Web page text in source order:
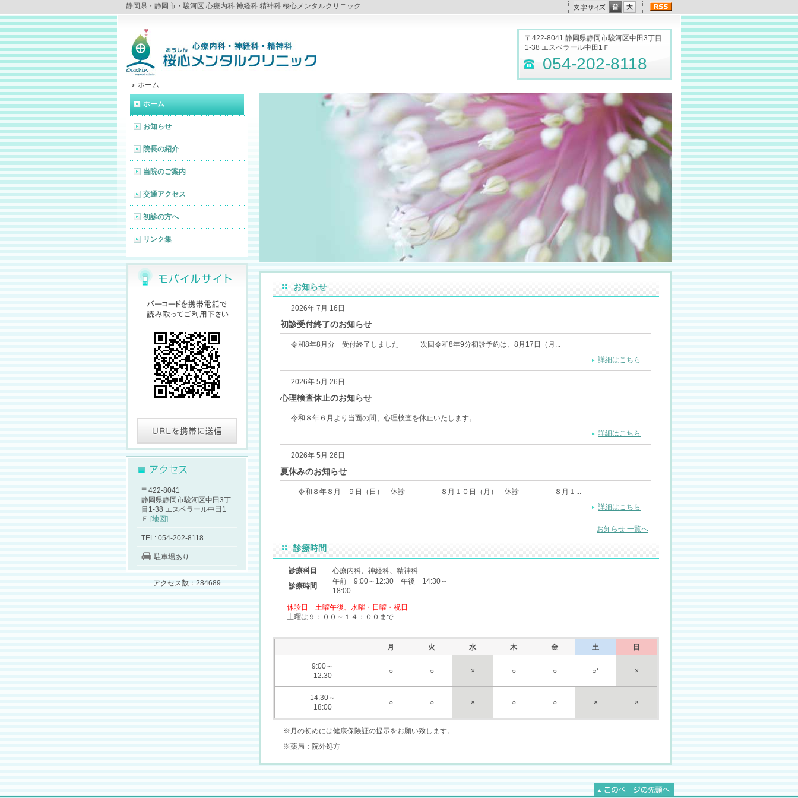
静岡県・静岡市・駿河区 心療内科 神経科 精神科 桜心メンタルクリニック
〒422-8041 静岡県静岡市駿河区中田3丁目
1-38 エスペラール中田1Ｆ
054-202-8118
ホーム
お知らせ
2026年 7月 16日
初診受付終了のお知らせ
令和8年8月分 受付終了しました 次回令和8年9分初診予約は、8月17日（月...
詳細はこちら
2026年 5月 26日
心理検査休止のお知らせ
令和８年６月より当面の間、心理検査を休止いたします。...
詳細はこちら
2026年 5月 26日
夏休みのお知らせ
令和８年８月 ９日（日） 休診 ８月１０日（月） 休診 ８月１...
詳細はこちら
お知らせ 一覧へ
診療時間
診療科目
心療内科、神経科、精神科
診療時間
午前 9:00～12:30 午後 14:30～
18:00
休診日 土曜午後、水曜・日曜・祝日
土曜は９：００～１４：００まで
月 火 水 木 金 土 日
9:00～
12:30
○ ○ × ○ ○ ○* ×
14:30～
18:00
○ ○ × ○ ○ × ×
※月の初めには健康保険証の提示をお願い致します。
※薬局：院外処方
ホーム
お知らせ
院長の紹介
当院のご案内
交通アクセス
初診の方へ
リンク集
〒422-8041
静岡県静岡市駿河区中田3丁
目1-38 エスペラール中田1
Ｆ [地図]
TEL: 054-202-8118
駐車場あり
アクセス数：284689